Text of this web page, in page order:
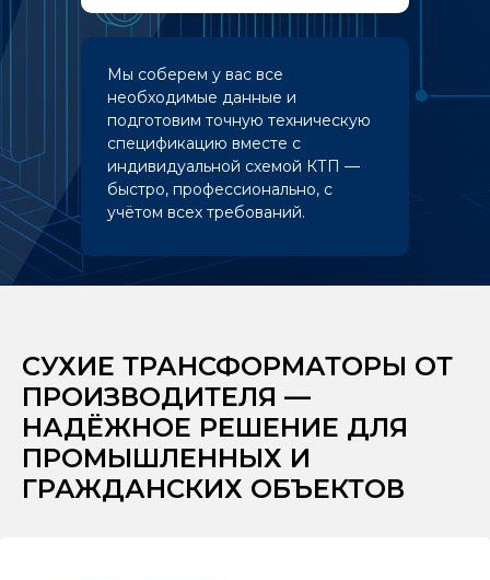
Мы соберем у вас все
необходимые данные и
подготовим точную техническую
спецификацию вместе с
индивидуальной схемой КТП —
быстро, профессионально, с
учётом всех требований.
СУХИЕ ТРАНСФОРМАТОРЫ ОТ
ПРОИЗВОДИТЕЛЯ —
НАДЁЖНОЕ РЕШЕНИЕ ДЛЯ
ПРОМЫШЛЕННЫХ И
ГРАЖДАНСКИХ ОБЪЕКТОВ